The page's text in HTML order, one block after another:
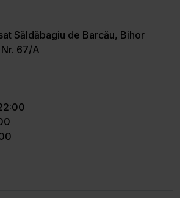
Săldăbagiu de Barcău, Bihor
67/A